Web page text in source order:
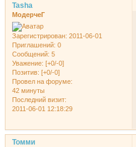
Tasha
МодерчеГ
Зарегистрирован: 2011-06-01
Приглашений: 0
Сообщений: 5
Уважение: [+0/-0]
Позитив: [+0/-0]
Провел на форуме:
42 минуты
Последний визит:
2011-06-01 12:18:29
Томми